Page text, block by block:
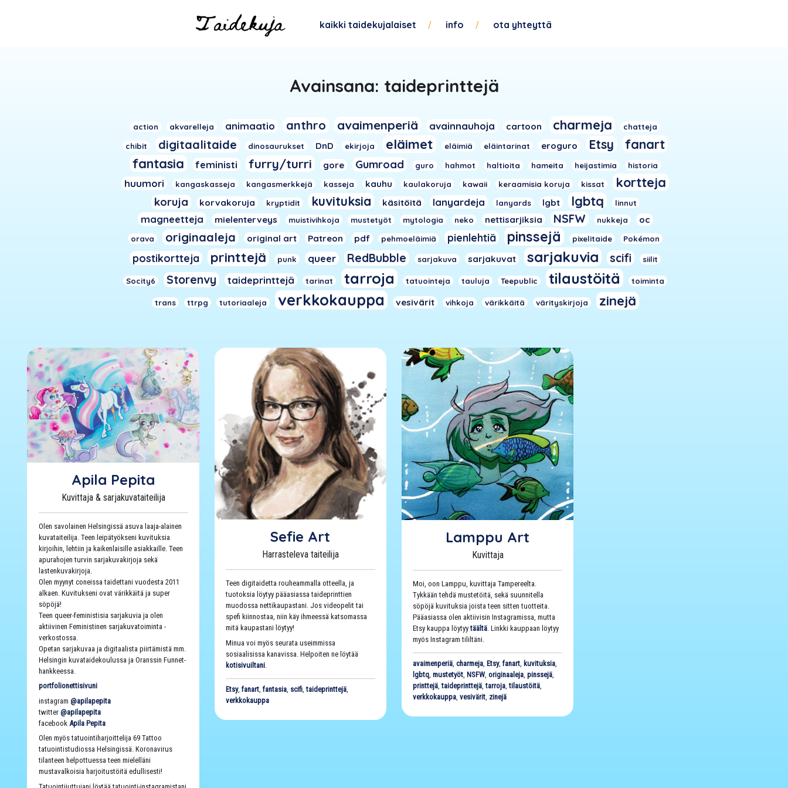
kaikki taidekujalaiset info ota yhteyttä
Avainsana: taideprinttejä
action akvarelleja animaatio anthro avaimenperiä avainnauhoja cartoon charmeja chatteja
chibit digitaalitaide dinosaurukset DnD ekirjoja eläimet eläimiä eläintarinat eroguro Etsy
fanart
fantasia
feministi furry/turri gore Gumroad guro hahmot haltioita hameita heijastimia historia
huumori kangaskasseja kangasmerkkejä kasseja kauhu kaulakoruja kawaii keraamisia koruja kissat kortteja
koruja korvakoruja kryptidit kuvituksia käsitöitä lanyardeja lanyards lgbt lgbtq linnut
magneetteja mielenterveys muistivihkoja mustetyöt mytologia neko nettisarjiksia NSFW nukkeja oc
orava originaaleja original art Patreon pdf pehmoeläimiä pienlehtiä pinssejä pixelitaide Pokémon
postikortteja printtejä punk queer RedBubble sarjakuva sarjakuvat sarjakuvia scifi siilit
Socity6 Storenvy taideprinttejä tarinat tarroja tatuointeja tauluja Teepublic tilaustöitä toiminta
trans ttrpg tutoriaaleja verkkokauppa vesivärit vihkoja värikkäitä värityskirjoja zinejä
Apila Pepita
Kuvittaja & sarjakuvataiteilija
Olen savolainen Helsingissä asuva laaja-alainen
kuvataiteilija. Teen leipätyökseni kuvituksia
kirjoihin, lehtiin ja kaikenlaisille asiakkaille. Teen
apurahojen turvin sarjakuvakirjoja sekä
lastenkuvakirjoja.
Olen myynyt coneissa taidettani vuodesta 2011
alkaen. Kuvitukseni ovat värikkäitä ja super
söpöjä!
Teen queer-feministisia sarjakuvia ja olen
aktiivinen Feministinen sarjakuvatoiminta -
verkostossa.
Opetan sarjakuvaa ja digitaalista piirtämistä mm.
Helsingin kuvataidekoulussa ja Oranssin Funnet-
hankkeessa.
portfolionettisivuni
instagram @apilapepita
twitter @apilapepita
facebook Apila Pepita
Olen myös tatuointiharjoittelija 69 Tattoo
tatuointistudiossa Helsingissä. Koronavirus
tilanteen helpottuessa teen mielelläni
mustavalkoisia harjoitustöitä edullisesti!
Sefie Art
Harrasteleva taiteilija
Teen digitaidetta rouheammalla otteella, ja
tuotoksia löytyy pääasiassa taideprinttien
muodossa nettikaupastani. Jos videopelit tai
spefi kiinnostaa, niin käy ihmeessä katsomassa
mitä kaupastani löytyy!
Minua voi myös seurata useimmissa
sosiaalisissa kanavissa. Helpoiten ne löytää
kotisivuiltani
Etsy,fanart ,fantasia scifi ,taideprinttejä
verkkokauppa
Lamppu Art
Kuvittaja
Moi, oon Lamppu, kuvittaja Tampereelta.
Tykkään tehdä mustetöitä, sekä suunnitella
söpöjä kuvituksia joista teen sitten tuotteita.
Pääasiassa olen aktiivisin Instagramissa, mutta
Etsy kauppa löytyytäältä . Linkki kauppaan löytyy
myös Instagram tililtäni.
avaimenperiä ,charmeja Etsy,fanart kuvituksia
lgbtq ,mustetyöt NSFW ,originaaleja ,pinssejä
printtejä ,taideprinttejä ,tarroja ,tilaustöitä
verkkokauppa ,vesivärit zinejä